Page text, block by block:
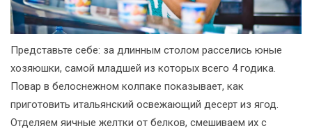
Представьте себе: за длинным столом расселись юные
хозяюшки, самой младшей из которых всего 4 годика.
Повар в белоснежном колпаке показывает, как
приготовить итальянский освежающий десерт из ягод.
Отделяем яичные желтки от белков, смешиваем их с